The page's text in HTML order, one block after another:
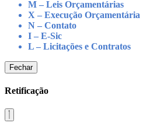
M – Leis Orçamentárias
X – Execução Orçamentária
N – Contato
I – E-Sic
L – Licitações e Contratos
Fechar
Retificação